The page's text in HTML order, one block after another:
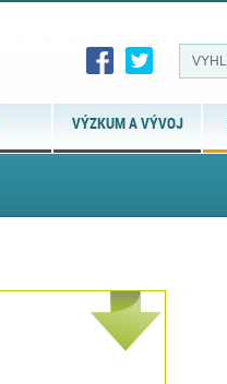
VÝZKUM A VÝVOJ